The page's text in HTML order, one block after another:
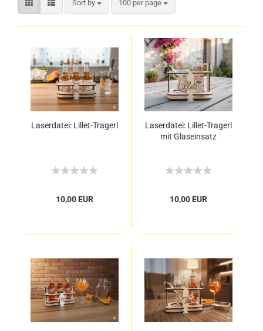
Sort by 100 per page
Laserdatei: Lillet-Tragerl
10,00 EUR
Laserdatei: Lillet-Tragerl
mit Glaseinsatz
10,00 EUR